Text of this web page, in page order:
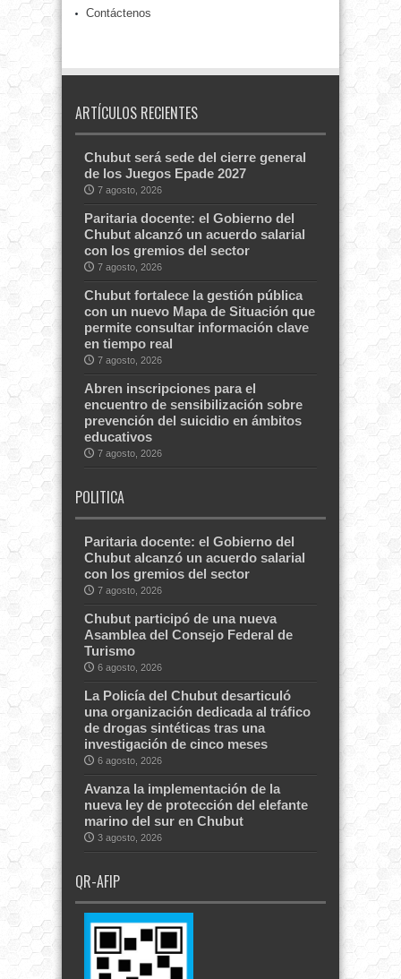
Contáctenos
ARTÍCULOS RECIENTES
Chubut será sede del cierre general
de los Juegos Epade 2027
7 agosto, 2026
Paritaria docente: el Gobierno del
Chubut alcanzó un acuerdo salarial
con los gremios del sector
7 agosto, 2026
Chubut fortalece la gestión pública
con un nuevo Mapa de Situación que
permite consultar información clave
en tiempo real
7 agosto, 2026
Abren inscripciones para el
encuentro de sensibilización sobre
prevención del suicidio en ámbitos
educativos
7 agosto, 2026
POLITICA
Paritaria docente: el Gobierno del
Chubut alcanzó un acuerdo salarial
con los gremios del sector
7 agosto, 2026
Chubut participó de una nueva
Asamblea del Consejo Federal de
Turismo
6 agosto, 2026
La Policía del Chubut desarticuló
una organización dedicada al tráfico
de drogas sintéticas tras una
investigación de cinco meses
6 agosto, 2026
Avanza la implementación de la
nueva ley de protección del elefante
marino del sur en Chubut
3 agosto, 2026
QR-AFIP